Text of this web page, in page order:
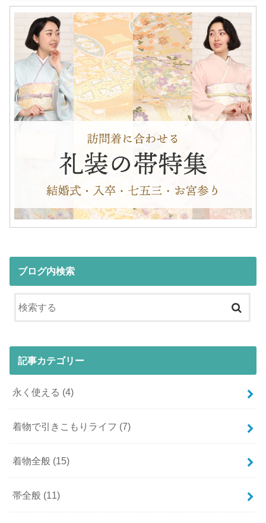
ブログ内検索
記事カテゴリー
永く使える (4)
着物で引きこもりライフ (7)
着物全般 (15)
帯全般 (11)